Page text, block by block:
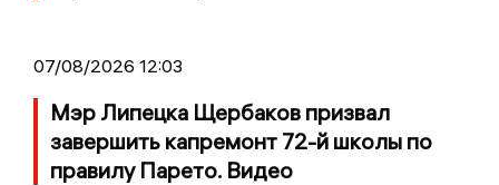
07/08/2026 12:03
Мэр Липецка Щербаков призвал
завершить капремонт 72-й школы по
правилу Парето. Видео